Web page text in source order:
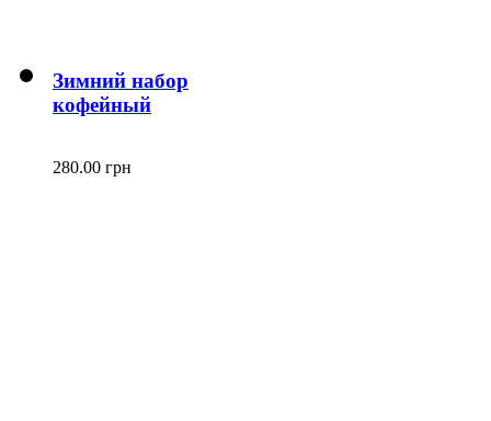
Зимний набор
кофейный
280.00 грн